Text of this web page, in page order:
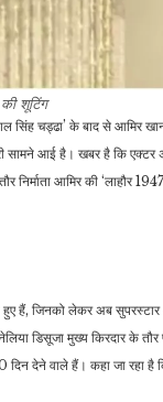
शूटिंग
चड्ढा’ के बाद से आमिर खान
आई है। खबर है कि एक्टर
आमिर की ‘लाहौर
हुए हैं, जिनको लेकर अब
डिसूजा मुख्य किरदार के
देने वाले हैं। कहा जा रहा है
रज्जाक की
बच्चन